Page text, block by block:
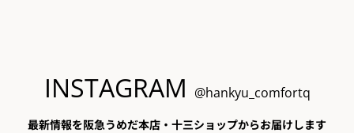
INSTAGRAM @hankyu_comfortq
最新情報を阪急うめだ本店・十三ショップからお届けします